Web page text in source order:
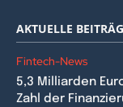
AKTUELLE
Fintech-News
5,3 Milliarden
Zahl der